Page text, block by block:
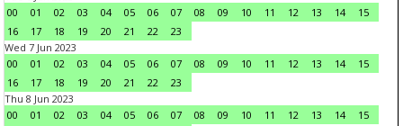
00
01 02 03 04 05 06 07 08 09 10 11 12 13 14
15
16
17 18 19 20 21 22
23
Wed 7 Jun 2023
00
01 02 03 04 05 06 07 08 09 10 11 12 13 14
15
16
17 18 19 20 21 22
23
Thu 8 Jun 2023
00
01 02 03 04 05 06 07 08 09 10 11 12 13 14
15